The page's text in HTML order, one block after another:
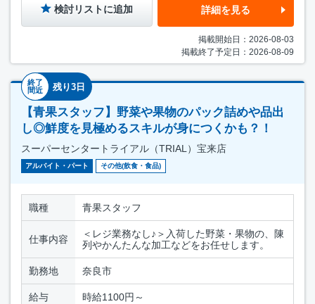
検討リストに追加 詳細を見る
掲載開始日：2026-08-03
掲載終了予定日：2026-08-09
終了
間近
残り3日
【青果スタッフ】野菜や果物のパック詰めや品出
し◎鮮度を見極めるスキルが身につくかも？！
スーパーセンタートライアル（TRIAL）宝来店
アルバイト・パート その他(飲食・食品)
職種 青果スタッフ
仕事内容
＜レジ業務なし♪＞入荷した野菜・果物の、陳
列やかんたんな加工などをお任せします。
勤務地 奈良市
給与 時給1100円～